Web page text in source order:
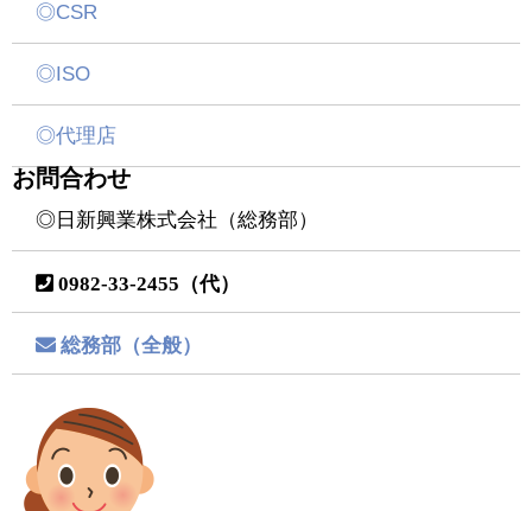
◎CSR
◎ISO
◎代理店
お問合わせ
◎日新興業株式会社（総務部）
0982-33-2455（代）
総務部（全般）